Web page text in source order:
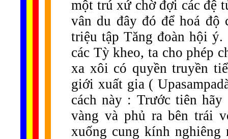
một trú xứ chờ đợi các đệ
vân du đây đó để hoá
triệu tập Tăng đoàn hội
các Tỳ kheo, ta cho phép
xa xôi có quyền truyền
giới xuất gia (
cách này : Trước tiên
vàng và phủ ra bên trái
xuống cung kính